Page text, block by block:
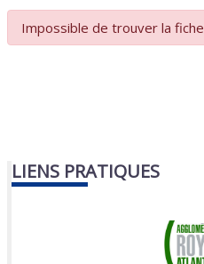
Impossible de trouver la
LIENS PRATIQUES